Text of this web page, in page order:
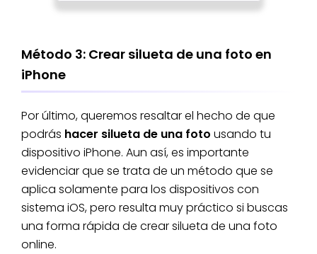
Método 3: Crear silueta de una foto en
iPhone
Por último, queremos resaltar el hecho de que
podrás hacer silueta de una foto usando tu
dispositivo iPhone. Aun así, es importante
evidenciar que se trata de un método que se
aplica solamente para los dispositivos con
sistema iOS, pero resulta muy práctico si buscas
una forma rápida de crear silueta de una foto
online.